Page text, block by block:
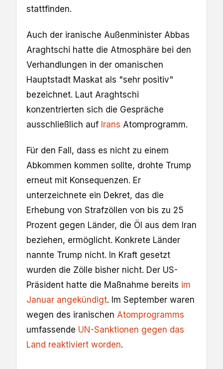
stattfinden.
Auch der iranische Außenminister Abbas
Araghtschi hatte die Atmosphäre bei den
Verhandlungen in der omanischen
Hauptstadt Maskat als "sehr positiv"
bezeichnet. Laut Araghtschi
konzentrierten sich die Gespräche
ausschließlich auf Irans Atomprogramm.
Für den Fall, dass es nicht zu einem
Abkommen kommen sollte, drohte Trump
erneut mit Konsequenzen. Er
unterzeichnete ein Dekret, das die
Erhebung von Strafzöllen von bis zu 25
Prozent gegen Länder, die Öl aus dem Iran
beziehen, ermöglicht. Konkrete Länder
nannte Trump nicht. In Kraft gesetzt
wurden die Zölle bisher nicht. Der US-
Präsident hatte die Maßnahme bereits im
Januar angekündigt. Im September waren
wegen des iranischen Atomprogramms
umfassende UN-Sanktionen gegen das
Land reaktiviert worden.